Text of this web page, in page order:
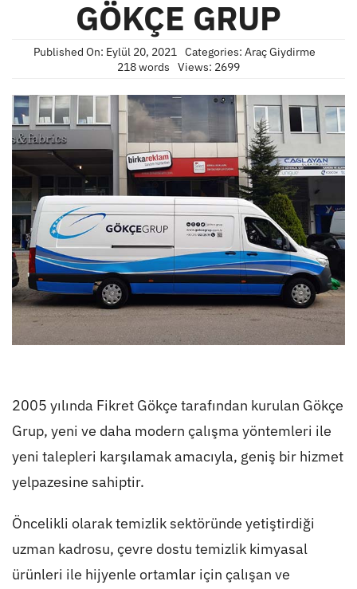
GÖKÇE GRUP
Published On: Eylül 20, 2021 Categories: Araç Giydirme
218 words
Views: 2699
2005 yılında Fikret Gökçe tarafından kurulan Gökçe
Grup, yeni ve daha modern çalışma yöntemleri ile
yeni talepleri karşılamak amacıyla, geniş bir hizmet
yelpazesine sahiptir.
Öncelikli olarak temizlik sektöründe yetiştirdiği
uzman kadrosu, çevre dostu temizlik kimyasal
ürünleri ile hijyenle ortamlar için çalışan ve